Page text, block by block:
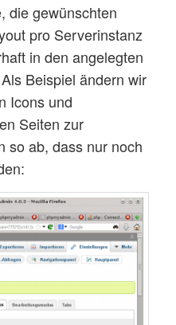
die gewünschten
pro Serverinstanz
in den angelegten
Beispiel ändern wir
Icons und
Seiten zur
so ab, dass nur noch